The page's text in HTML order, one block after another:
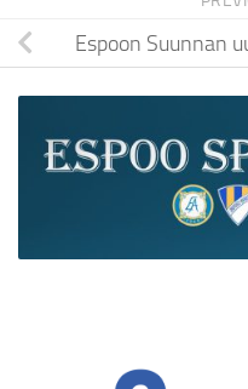
Espoon Suunnan